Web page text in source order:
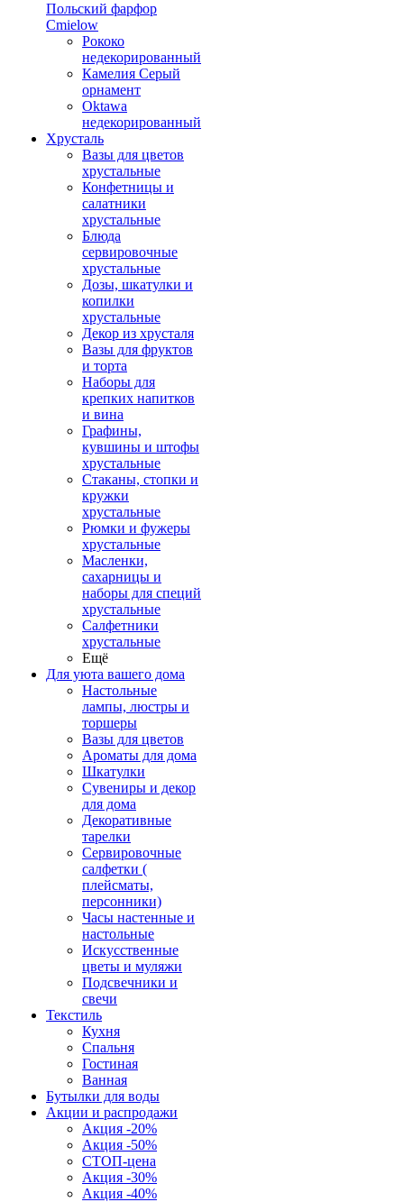
Польский фарфор
Сmielow
Рококо
недекорированный
Камелия Серый
орнамент
Oktawa
недекорированный
Хрусталь
Вазы для цветов
хрустальные
Конфетницы и
салатники
хрустальные
Блюда
сервировочные
хрустальные
Дозы, шкатулки и
копилки
хрустальные
Декор из хрусталя
Вазы для фруктов
и торта
Наборы для
крепких напитков
и вина
Графины,
кувшины и штофы
хрустальные
Стаканы, стопки и
кружки
хрустальные
Рюмки и фужеры
хрустальные
Масленки,
сахарницы и
наборы для специй
хрустальные
Салфетники
хрустальные
Ещё
Для уюта вашего дома
Настольные
лампы, люстры и
торшеры
Вазы для цветов
Ароматы для дома
Шкатулки
Сувениры и декор
для дома
Декоративные
тарелки
Сервировочные
салфетки (
плейсматы,
персонники)
Часы настенные и
настольные
Искусственные
цветы и муляжи
Подсвечники и
свечи
Текстиль
Кухня
Спальня
Гостиная
Ванная
Бутылки для воды
Акции и распродажи
Акция -20%
Акция -50%
СТОП-цена
Акция -30%
Акция -40%